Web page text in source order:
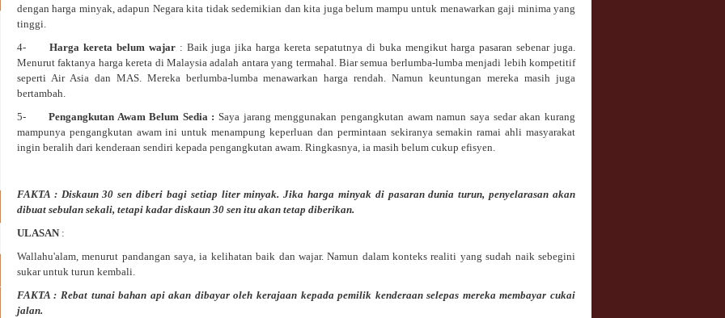
dengan harga minyak, adapun Negara kita tidak sedemikian dan kita juga belum mampu untuk menawarkan gaji minima yang
tinggi.
4-Harga kereta belum wajar: Baik juga jika harga kereta sepatutnya di buka mengikut harga pasaran sebenar juga.
Menurut faktanya harga kereta di Malaysia adalah antara yang termahal. Biar semua berlumba-lumba menjadi lebih kompetitif
seperti Air Asia dan MAS. Mereka berlumba-lumba menawarkan harga rendah. Namun keuntungan mereka masih juga
bertambah.
5- Pengangkutan Awam Belum Sedia :Saya jarang menggunakan pengangkutan awam namun saya sedar akan kurang
mampunya pengangkutan awam ini untuk menampung keperluan dan permintaan sekiranya semakin ramai ahli masyarakat
ingin beralih dari kenderaan sendiri kepada pengangkutan awam. Ringkasnya, ia masih belum cukup efisyen.
FAKTA: Diskaun 30 sen diberi bagi setiap liter minyak. Jika harga minyak di pasaran dunia turun, penyelarasan akan
dibuat sebulan sekali, tetapi kadar diskaun 30 sen itu akan tetap diberikan.
ULASAN:
Wallahu'alam, menurut pandangan saya, ia kelihatan baik dan wajar. Namun dalam konteks realiti yang sudah naik sebegini
sukar untuk turun kembali.
FAKTA: Rebat tunai bahan api akan dibayar oleh kerajaan kepada pemilik kenderaan selepas mereka membayar cukai
jalan.